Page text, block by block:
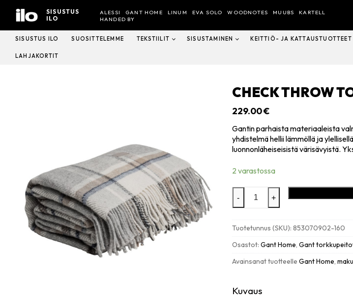
sisältöön
SISUSTUS
ILO
ALESSI GANT HOME LINUM EVA SOLO WOODNOTES MUUBS
KARTELL
HANDED BY
SISUSTUS ILO SUOSITTELEMME TEKSTIILIT SISUSTAMINEN KEITTIÖ- JA KATTAUSTUOTTEET
LAHJAKORTIT
CHECK THROW
229.00€
Gantin parhaista materiaaleista
yhdistelmä hellii lämmöllä ja
luonnonläheiseisistä värisävyistä.
2 varastossa
Check
throw
grey
määrä
- +
Tuotetunnus (SKU): 853070902-160
Osastot: Gant Home, Gant
Avainsanat tuotteelle Gant Home,
Kuvaus